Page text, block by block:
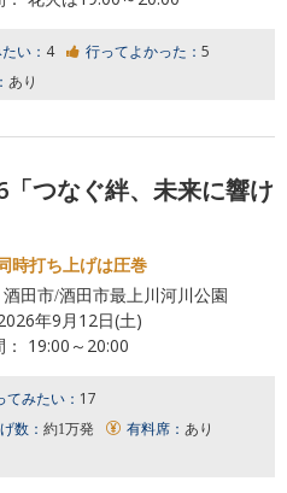
い： 4 行ってよかった： 5
あり
つなぐ絆、未来に響け
時打ち上げは圧巻
酒田市/酒田市最上川河川公園
年9月12日(土)
19:00～20:00
てみたい： 17
数： 約1万発 有料席： あり